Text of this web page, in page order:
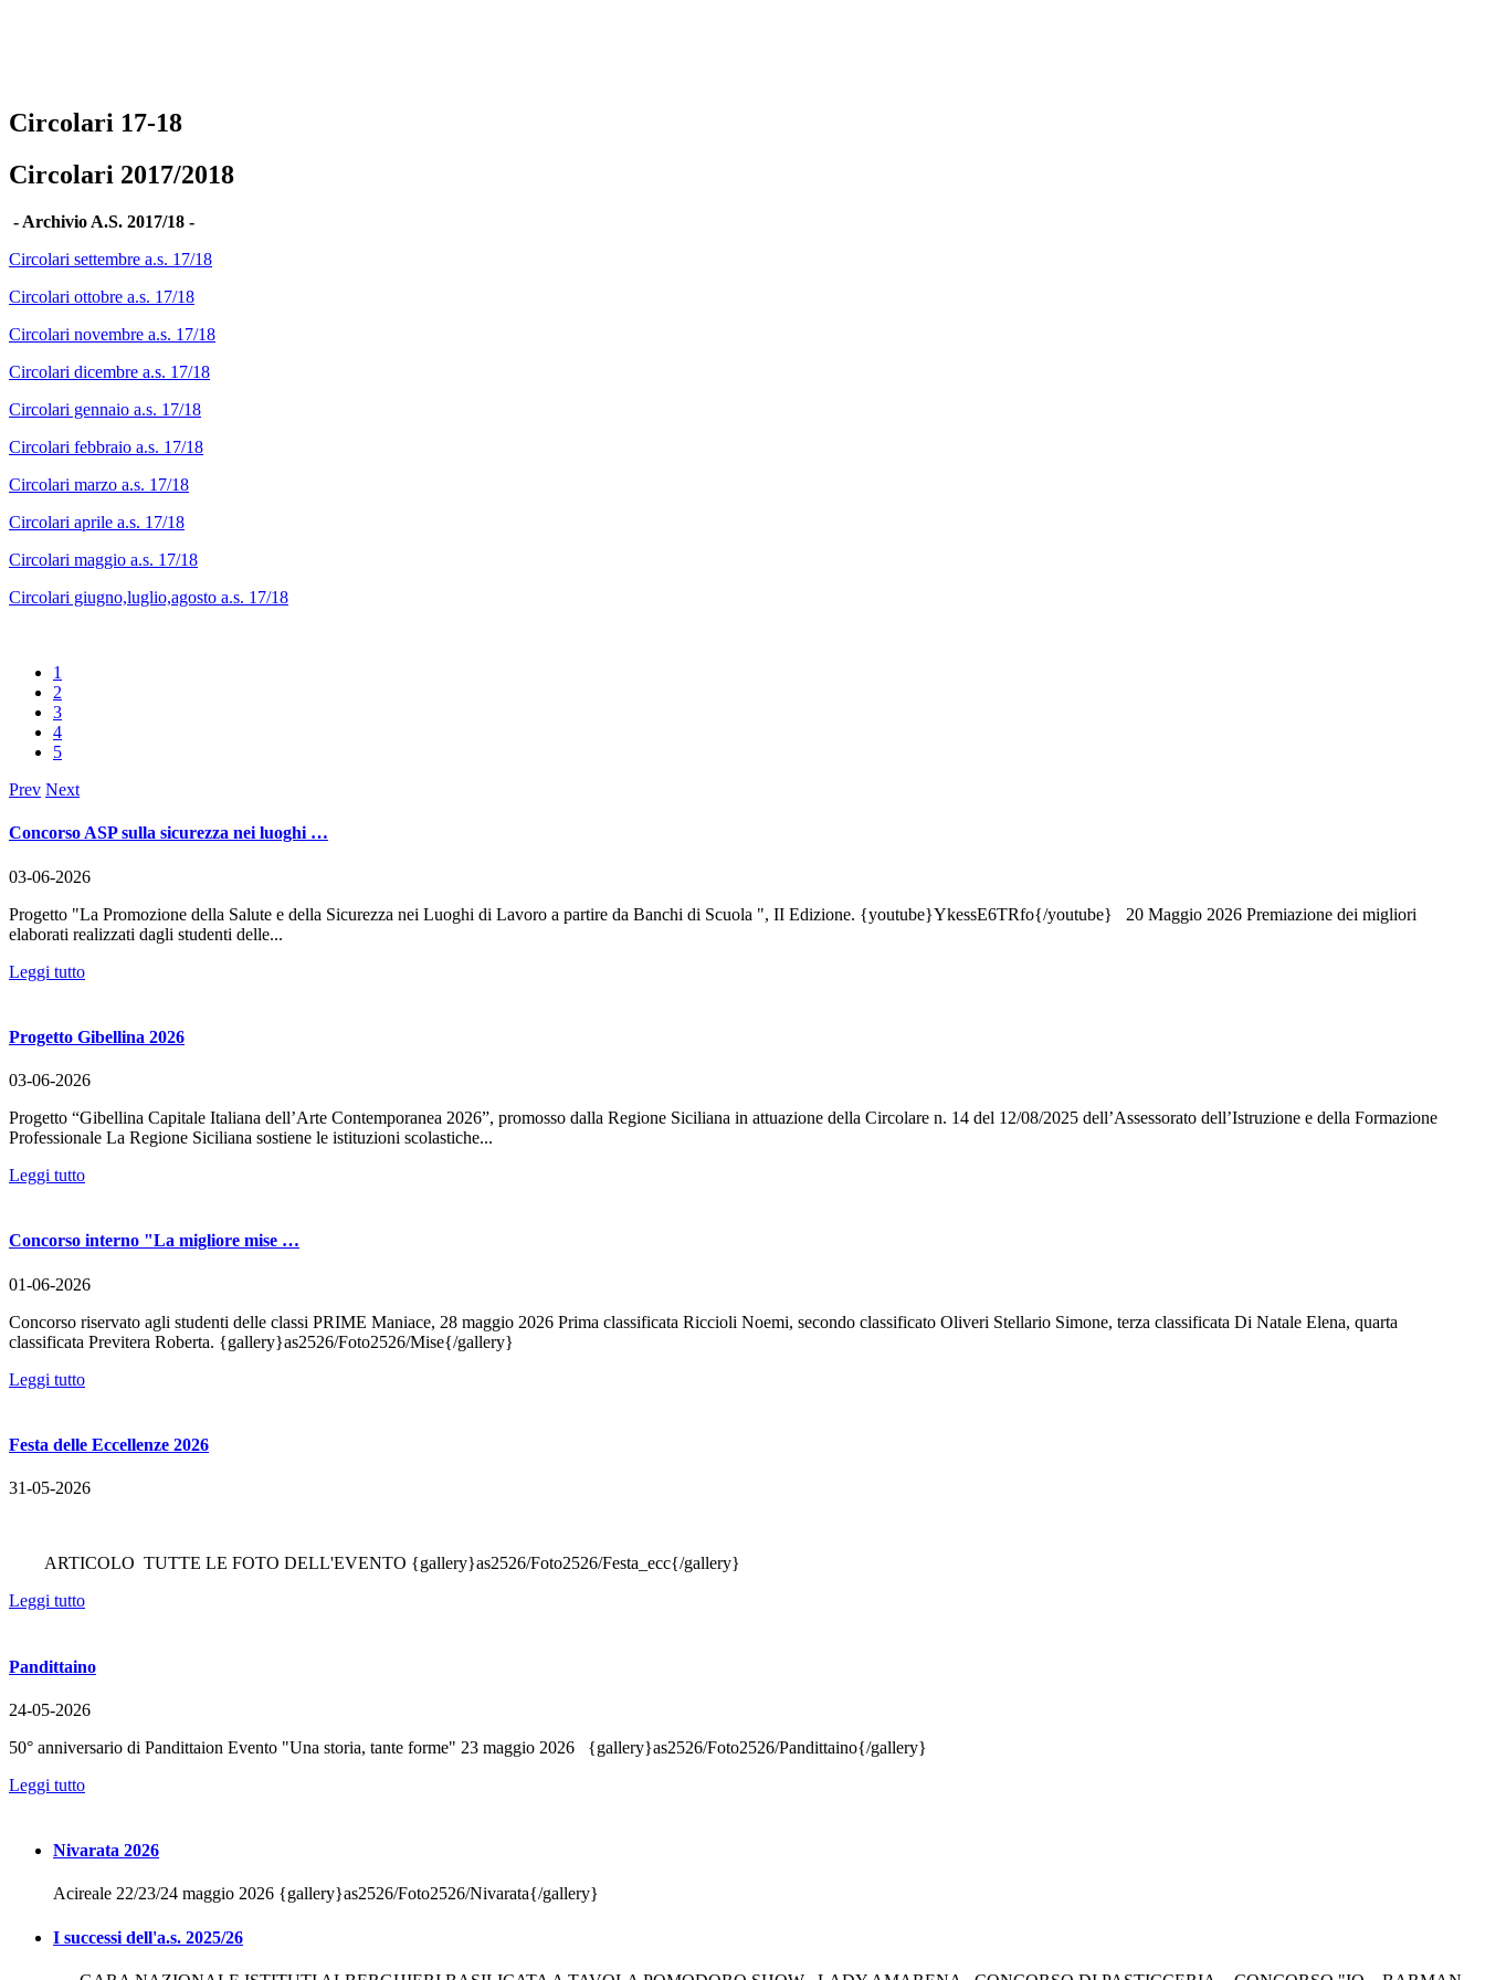
Circolari 17-18
Circolari 2017/2018
- Archivio A.S. 2017/18 -
Circolari settembre a.s. 17/18
Circolari ottobre a.s. 17/18
Circolari novembre a.s. 17/18
Circolari dicembre a.s. 17/18
Circolari gennaio a.s. 17/18
Circolari febbraio a.s. 17/18
Circolari marzo a.s. 17/18
Circolari aprile a.s. 17/18
Circolari maggio a.s. 17/18
Circolari giugno,luglio,agosto a.s. 17/18
1
2
3
4
5
Prev Next
Concorso ASP sulla sicurezza nei luoghi …
03-06-2026
Progetto "La Promozione della Salute e della Sicurezza nei Luoghi di Lavoro a partire da Banchi di Scuola ", II Edizione. {youtube}YkessE6TRfo{/youtube} 20 Maggio 2026 Premiazione dei migliori
elaborati realizzati dagli studenti delle...
Leggi tutto
Progetto Gibellina 2026
03-06-2026
Progetto “Gibellina Capitale Italiana dell’Arte Contemporanea 2026”, promosso dalla Regione Siciliana in attuazione della Circolare n. 14 del 12/08/2025 dell’Assessorato dell’Istruzione e della Formazione
Professionale La Regione Siciliana sostiene le istituzioni scolastiche...
Leggi tutto
Concorso interno "La migliore mise …
01-06-2026
Concorso riservato agli studenti delle classi PRIME Maniace, 28 maggio 2026 Prima classificata Riccioli Noemi, secondo classificato Oliveri Stellario Simone, terza classificata Di Natale Elena, quarta
classificata Previtera Roberta. {gallery}as2526/Foto2526/Mise{/gallery}
Leggi tutto
Festa delle Eccellenze 2026
31-05-2026
ARTICOLO TUTTE LE FOTO DELL'EVENTO {gallery}as2526/Foto2526/Festa_ecc{/gallery}
Leggi tutto
Pandittaino
24-05-2026
50° anniversario di Pandittaion Evento "Una storia, tante forme" 23 maggio 2026 {gallery}as2526/Foto2526/Pandittaino{/gallery}
Leggi tutto
Nivarata 2026
Acireale 22/23/24 maggio 2026 {gallery}as2526/Foto2526/Nivarata{/gallery}
I successi dell'a.s. 2025/26